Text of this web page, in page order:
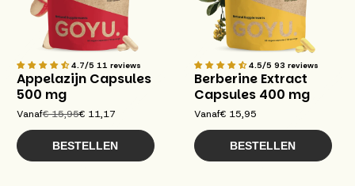
4.7/5 11 reviews
Appelazijn Capsules
500 mg
Vanaf€ 15,95€ 11,17
BESTELLEN
4.5/5 93 reviews
Berberine Extract
Capsules 400 mg
Vanaf€ 15,95
BESTELLEN